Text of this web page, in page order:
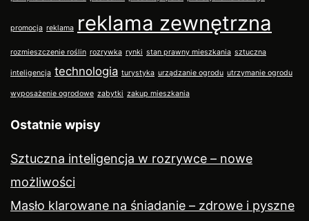
promocja reklama reklama zewnętrzna
rozmieszczenie roślin rozrywka rynki stan prawny mieszkania sztuczna
inteligencja technologia turystyka urządzanie ogrodu utrzymanie ogrodu
wyposażenie ogrodowe zabytki zakup mieszkania
Ostatnie wpisy
Sztuczna inteligencja w rozrywce – nowe
możliwości
Masło klarowane na śniadanie – zdrowe i pyszne